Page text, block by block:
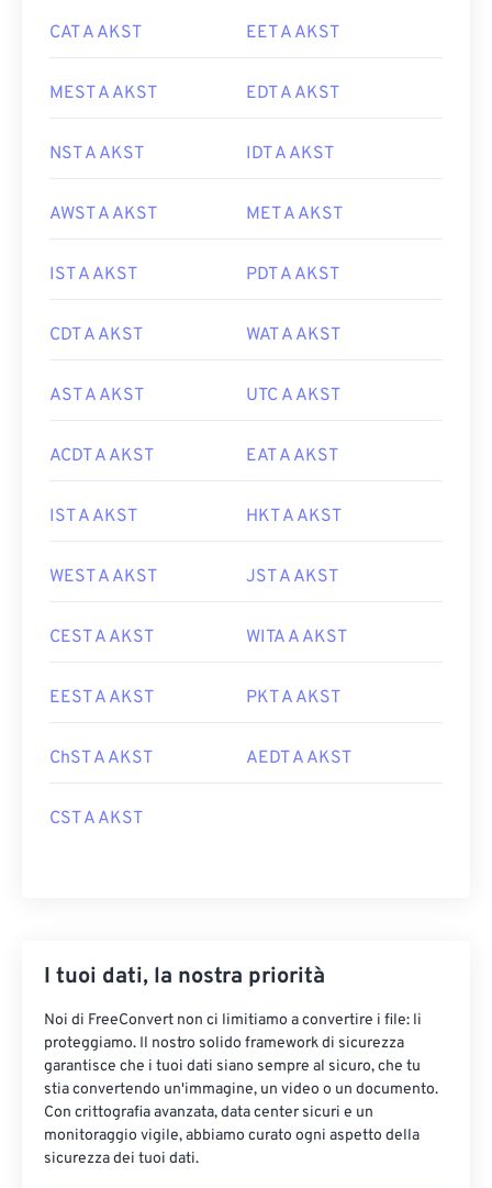
CAT A AKST EET A AKST
MEST A AKST EDT A AKST
NST A AKST IDT A AKST
AWST A AKST MET A AKST
IST A AKST PDT A AKST
CDT A AKST WAT A AKST
AST A AKST UTC A AKST
ACDT A AKST EAT A AKST
IST A AKST HKT A AKST
WEST A AKST JST A AKST
CEST A AKST WITA A AKST
EEST A AKST PKT A AKST
ChST A AKST AEDT A AKST
CST A AKST
I tuoi dati, la nostra priorità
Noi di FreeConvert non ci limitiamo a convertire i file: li
proteggiamo. Il nostro solido framework di sicurezza
garantisce che i tuoi dati siano sempre al sicuro, che tu
stia convertendo un'immagine, un video o un documento.
Con crittografia avanzata, data center sicuri e un
monitoraggio vigile, abbiamo curato ogni aspetto della
sicurezza dei tuoi dati.